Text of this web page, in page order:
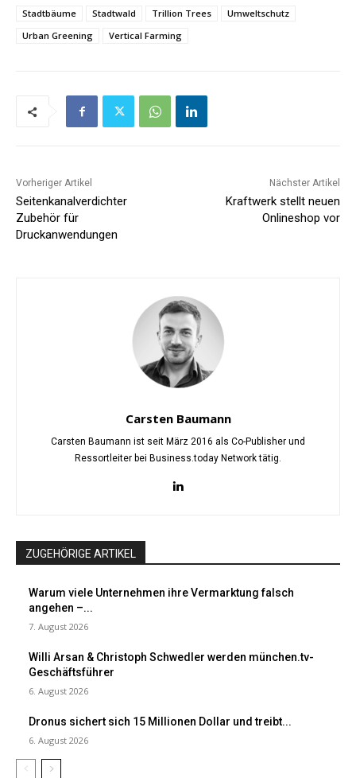
Stadtbäume Stadtwald Trillion Trees
Umweltschutz
Urban Greening
Vertical Farming
Vorheriger Artikel
Seitenkanalverdichter
Zubehör für
Druckanwendungen
Nächster Artikel
Kraftwerk stellt neuen
Onlineshop vor
Carsten Baumann
Carsten Baumann ist seit März 2016 als Co-Publisher und
Ressortleiter bei Business.today Network tätig.
ZUGEHÖRIGE ARTIKEL
Warum viele Unternehmen ihre Vermarktung falsch
angehen –...
7. August 2026
Willi Arsan & Christoph Schwedler werden münchen.tv-
Geschäftsführer
6. August 2026
Dronus sichert sich 15 Millionen Dollar und treibt...
6. August 2026